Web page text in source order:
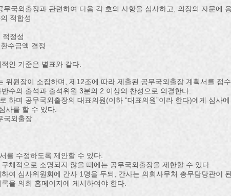
국외출장과 관련하여 다음 각 호의 사항을 심사하고, 의장의 자문에
적합성
정성
수금액 결정
인 기준은 별표와 같다.
원장이 소집하며, 제12조에 따라 제출된 공무국외출장 계획서를 접
수의 출석과 출석위원 3분의 2 이상의 찬성으로 의결한다.
하며 공무국외출장의 대표의원(이하 “대표의원”이라 한다)에게 심사
사를 할 수 있다.
국외출장
를 수정하도록 제안할 수 있다.
체적으로 소명되지 않을 때에는 공무국외출장을 제한할 수 있다.
여 심사위원회에 간사 1명을 두되, 간사는 의회사무처 총무담당관이
을 의회 홈페이지에 게시하여야 한다.